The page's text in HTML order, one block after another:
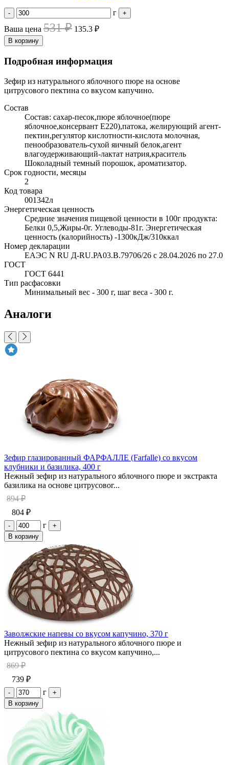
- г +
Ваша цена 531 ₽ 135.3 ₽
В корзину
Подробная информация
Зефир из натурального яблочного пюре на основе
цитрусового пектина со вкусом капучино.
Состав
Состав: сахар-песок,пюре яблочное(пюре
яблочное,консервант Е220),патока, желирующий агент-
пектин,регулятор кислотности-кислота молочная,
пенообразователь-сухой яичный белок,агент
влагоудерживающий-лактат натрия,краситель
Шоколадный темный порошок, ароматизатор.
Срок годности, месяцы
2
Код товара
001342л
Энергетическая ценность
Средние значения пищевой ценности в 100г продукта:
Белки 0,5,Жиры-0г. Углеводы-81г. Энергетическая
ценность (калорийность) -1300кДж/310ккал
Номер декларации
ЕАЭС N RU Д-RU.РА03.В.79706/26 с 28.04.2026 по 27.0
ГОСТ
ГОСТ 6441
Тип расфасовки
Минимальный вес - 300 г, шаг веса - 300 г.
Аналоги
Зефир глазированный ФАРФАЛЛЕ (Farfalle) со вкусом
клубники и базилика, 400 г
Нежный зефир из натурального яблочного пюре и экстракта
базилика на основе цитрусовог...
894 ₽
804 ₽
- г
+
В корзину
Заволжские напевы со вкусом капучино, 370 г
Нежный зефир из натурального яблочного пюре и
цитрусового пектина со вкусом капучино,...
869 ₽
739 ₽
- г
+
В корзину